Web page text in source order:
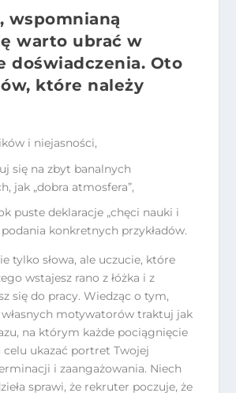
wspomnianą
warto ubrać w
doświadczenia. Oto
które należy
i niejasności,
się na zbyt banalnych
jak „dobra atmosfera”,
puste deklaracje „chęci nauki i
konkretnych przykładów.
tylko słowa, ale uczucie, które
wstajesz rano z łóżka i z
się do pracy. Wiedząc o tym,
motywatorów traktuj jak
na którym każde pociągnięcie
celu ukazać portret Twojej
i zaangażowania. Niech
sprawi, że rekruter poczuje, że